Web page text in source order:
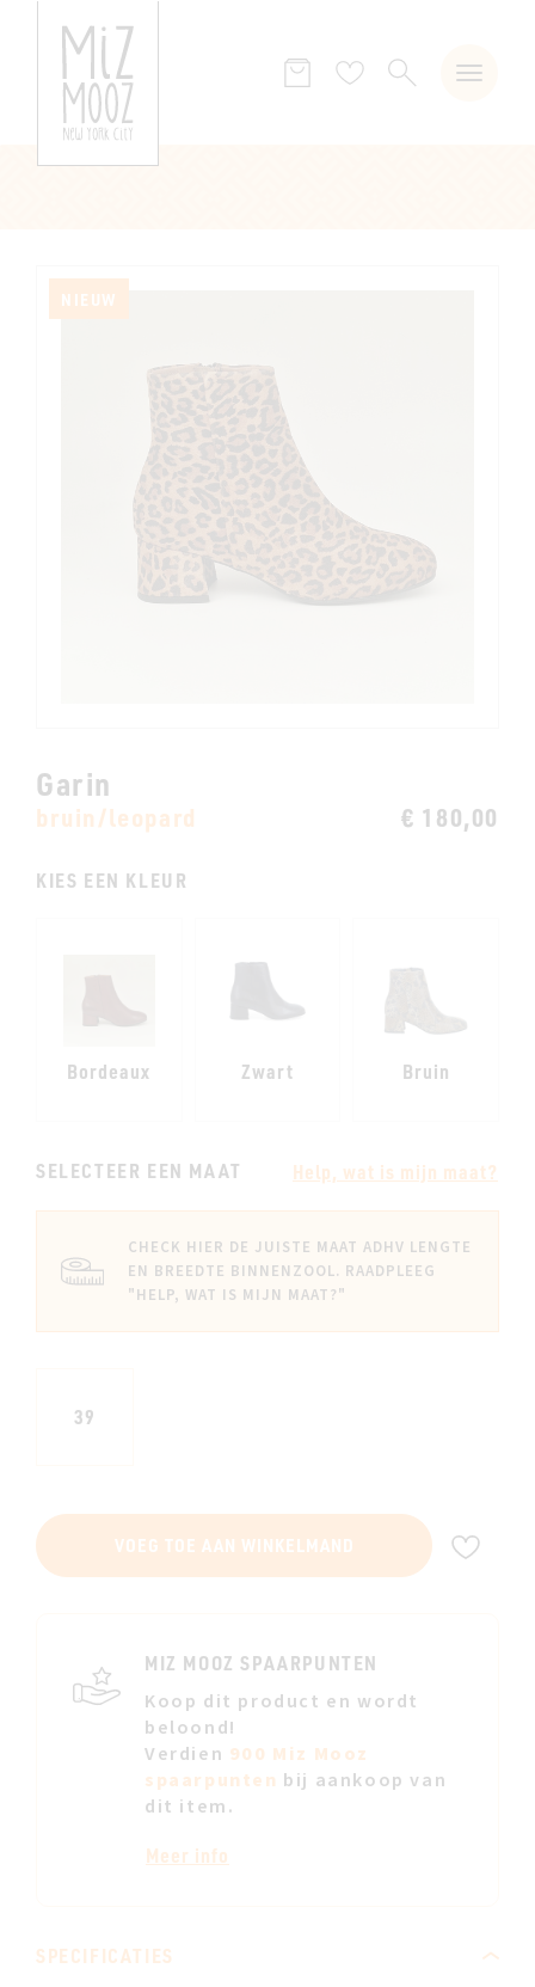
Verlanglijst
ZOEKEN
NIEUW
Garin
bruin/leopard € 180,00
KIES EEN KLEUR
Bordeaux Zwart Bruin
SELECTEER EEN MAAT Help, wat is mijn maat?
CHECK HIER DE JUISTE MAAT ADHV LENGTE
EN BREEDTE BINNENZOOL. RAADPLEEG
"HELP, WAT IS MIJN MAAT?"
39
VOEG TOE AAN WINKELMAND
MIZ MOOZ SPAARPUNTEN
Koop dit product en wordt
beloond!
Verdien 900 Miz Mooz
spaarpunten bij aankoop van
dit item.
Meer info
SPECIFICATIES